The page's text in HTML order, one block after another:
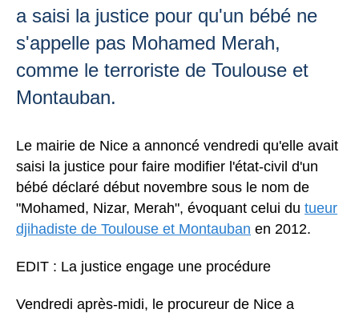
a saisi la justice pour qu'un bébé ne
s'appelle pas Mohamed Merah,
comme le terroriste de Toulouse et
Montauban.
Le mairie de Nice a annoncé vendredi qu'elle avait
saisi la justice pour faire modifier l'état-civil d'un
bébé déclaré début novembre sous le nom de
"Mohamed, Nizar, Merah", évoquant celui du tueur
djihadiste de Toulouse et Montauban en 2012.
EDIT : La justice engage une procédure
Vendredi après-midi, le procureur de Nice a